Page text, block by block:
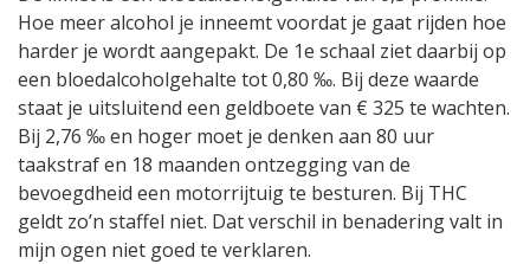
Hoe meer alcohol je inneemt voordat je gaat rijden hoe
harder je wordt aangepakt. De 1e schaal ziet daarbij op
een bloedalcoholgehalte tot 0,80 ‰. Bij deze waarde
staat je uitsluitend een geldboete van € 325 te wachten.
Bij 2,76 ‰ en hoger moet je denken aan 80 uur
taakstraf en 18 maanden ontzegging van de
bevoegdheid een motorrijtuig te besturen. Bij THC
geldt zo’n staffel niet. Dat verschil in benadering valt in
mijn ogen niet goed te verklaren.